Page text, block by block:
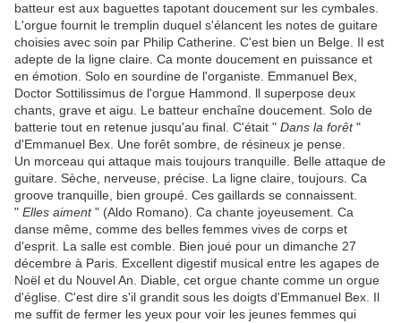
batteur est aux baguettes tapotant doucement sur les cymbales.
L'orgue fournit le tremplin duquel s'élancent les notes de guitare
choisies avec soin par Philip Catherine. C'est bien un Belge. Il est
adepte de la ligne claire. Ca monte doucement en puissance et
en émotion. Solo en sourdine de l'organiste. Emmanuel Bex,
Doctor Sottilissimus de l'orgue Hammond. ll superpose deux
chants, grave et aigu. Le batteur enchaîne doucement. Solo de
batterie tout en retenue jusqu'au final. C'était " Dans la forêt"
d'Emmanuel Bex. Une forêt sombre, de résineux je pense.
Un morceau qui attaque mais toujours tranquille. Belle attaque de
guitare. Sèche, nerveuse, précise. La ligne claire, toujours. Ca
groove tranquille, bien groupé. Ces gaillards se connaissent.
" Elles aiment" (Aldo Romano). Ca chante joyeusement. Ca
danse même, comme des belles femmes vives de corps et
d'esprit. La salle est comble. Bien joué pour un dimanche 27
décembre à Paris. Excellent digestif musical entre les agapes de
Noël et du Nouvel An. Diable, cet orgue chante comme un orgue
d'église. C'est dire s'il grandit sous les doigts d'Emmanuel Bex. Il
me suffit de fermer les yeux pour voir les jeunes femmes qui